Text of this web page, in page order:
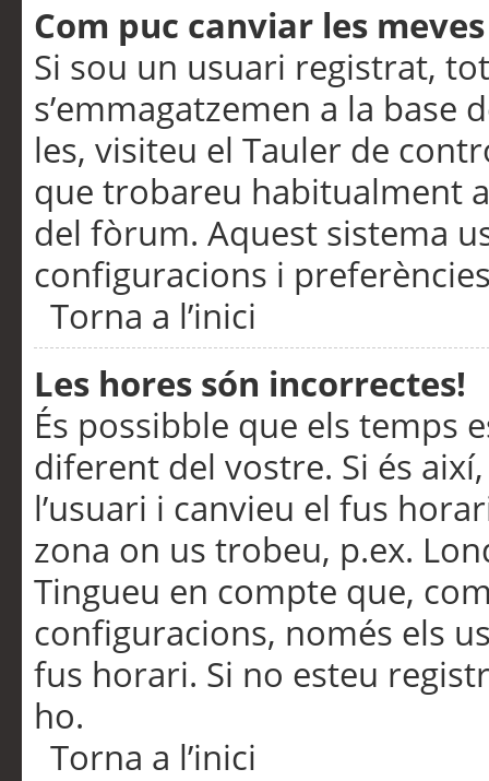
Com puc canviar les
Si sou un usuari registrat,
s’emmagatzemen a la
les, visiteu el Tauler de
que trobareu habitualment
del fòrum. Aquest sistema
configuracions i
Torna a l’inici
Les hores són incorrectes!
És possibble que els temps
diferent del vostre. Si és
l’usuari i canvieu el fus
zona on us trobeu, p.ex.
Tingueu en compte que,
configuracions, només els
fus horari. Si no esteu
ho.
Torna a l’inici